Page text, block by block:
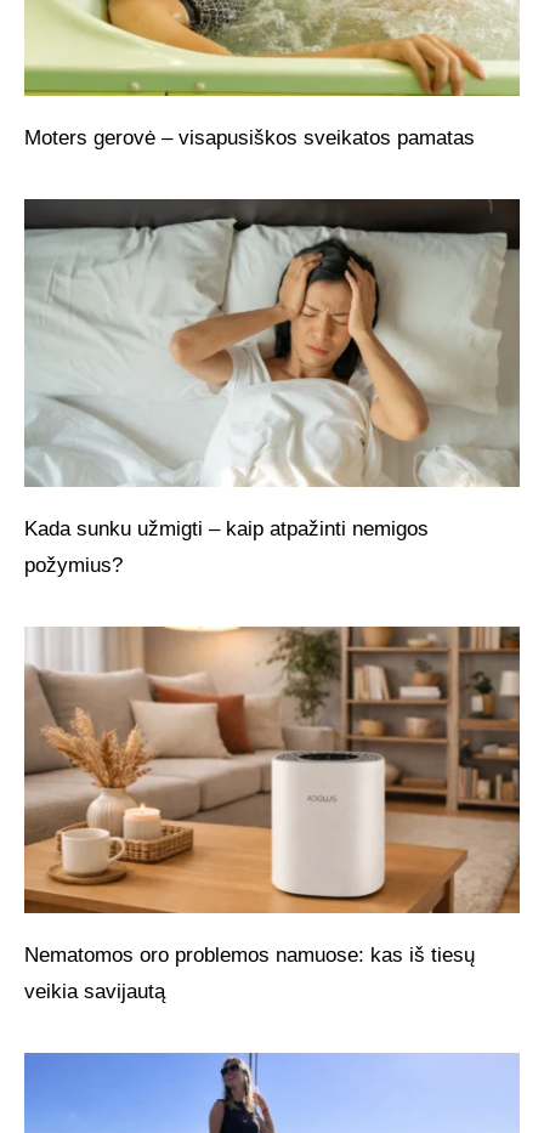
Moters gerovė – visapusiškos sveikatos pamatas
Kada sunku užmigti – kaip atpažinti nemigos
požymius?
Nematomos oro problemos namuose: kas iš tiesų
veikia savijautą